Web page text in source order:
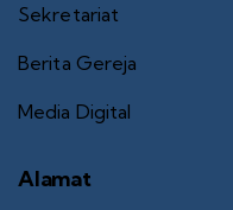
Sekretariat
Berita Gereja
Media Digital
Alamat